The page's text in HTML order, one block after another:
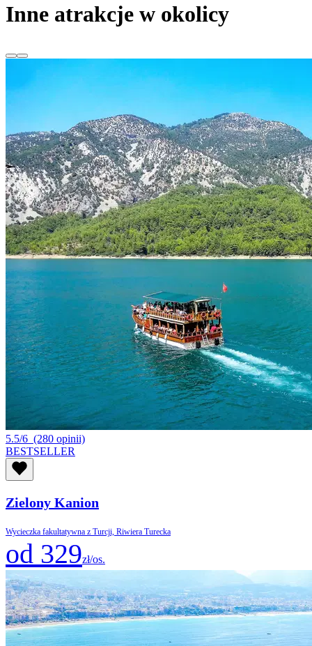
Inne atrakcje w okolicy
5.5/6 (280 opinii)
BESTSELLER
Zielony Kanion
Wycieczka fakultatywna z Turcji, Riwiera Turecka
od 329zł/os.